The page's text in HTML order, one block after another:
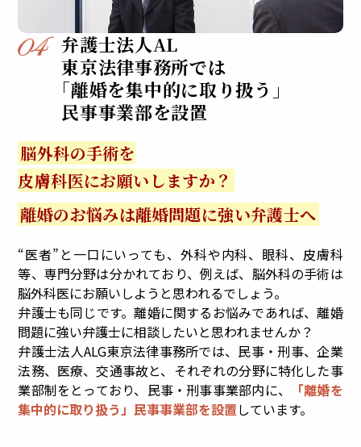
弁護士法人AL
東京法律事務所では
「離婚を集中的に取り扱う 」
民事事業部を設置
脳外科の手術を
皮膚科医にお願いしますか？
離婚のお悩みは離婚問題に強い弁護士へ
“医者”と一口にいっても、外科や内科、眼科、皮膚科
等、専門分野は分かれており、例えば、脳外科の手術は
脳外科医にお願いしようと思われるでしょう。
弁護士も同じです。離婚に関するお悩みであれば、離婚
問題に強い弁護士に相談したいと思われませんか？
弁護士法人ALG東京法律事務所では、民事・刑事、企業
法務、医療、交通事故と、それぞれの分野に特化した事
業部制をとっており、民事・刑事事業部内に、
「離婚を
集中的に取り扱う」民事事業部を設置しています。